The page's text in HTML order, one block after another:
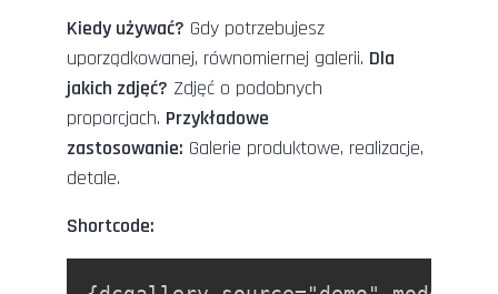
Kiedy używać? Gdy potrzebujesz
uporządkowanej, równomiernej galerii. Dla
jakich zdjęć? Zdjęć o podobnych
proporcjach. Przykładowe
zastosowanie: Galerie produktowe, realizacje,
detale.
Shortcode: